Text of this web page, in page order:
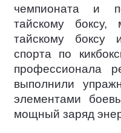
чемпионата и
тайскому
тайскому боксу
спорта по
профессионала
выполнили
элементами
мощный заряд